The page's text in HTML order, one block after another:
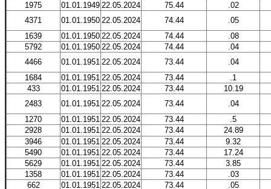
1975
01.01.1949 22.05.2024 75.44
.02
4371
01.01.1950 22.05.2024 74.44
.05
1639
01.01.1950 22.05.2024 74.44
.08
5792
01.01.1950 22.05.2024 74.44
.04
4466
01.01.1951 22.05.2024 73.44
.04
1684
01.01.1951 22.05.2024 73.44
.1
433
01.01.1951 22.05.2024 73.44
10.19
2483
01.01.1951 22.05.2024 73.44
.04
1270
01.01.1951 22.05.2024 73.44
.5
2928
01.01.1951 22.05.2024 73.44
24.89
3946
01.01.1951 22.05.2024 73.44
9.32
5490
01.01.1951 22.05.2024 73.44
17.24
5629
01.01.1951 22.05.2024 73.44
3.85
1358
01.01.1951 22.05.2024 73.44
.03
662
01.01.1951 22.05.2024 73.44
.05